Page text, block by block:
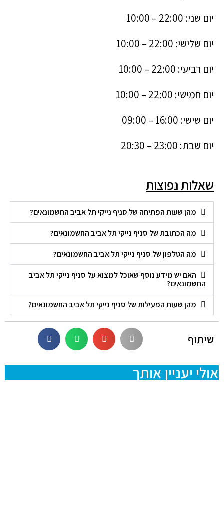
יום שני: 22:00 – 10:00
יום שלישי: 22:00 – 10:00
יום רביעי: 22:00 – 10:00
יום חמישי: 22:00 – 10:00
יום שישי: 16:00 – 09:00
יום שבת: 23:00 – 20:30
שאלות נפוצות
מהן שעות הפתיחה של סניף נייקי תל אביב החשמונאים?
מה הכתובת של סניף נייקי תל אביב החשמונאים?
מה הטלפון של סניף נייקי תל אביב החשמונאים?
האם יש מידע נוסף שאוכל למצוא על סניף נייקי תל אביב
החשמונאים?
מהן שעות הפעילות של סניף נייקי תל אביב החשמונאים?
שיתוף
אולי יעניין אותך